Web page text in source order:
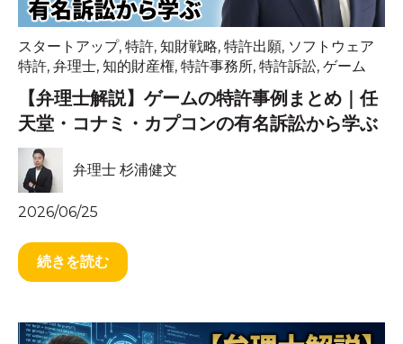
スタートアップ, 特許, 知財戦略, 特許出願, ソフトウェア
特許, 弁理士, 知的財産権, 特許事務所, 特許訴訟, ゲーム
【弁理士解説】ゲームの特許事例まとめ｜任
天堂・コナミ・カプコンの有名訴訟から学ぶ
弁理士 杉浦健文
2026/06/25
続きを読む